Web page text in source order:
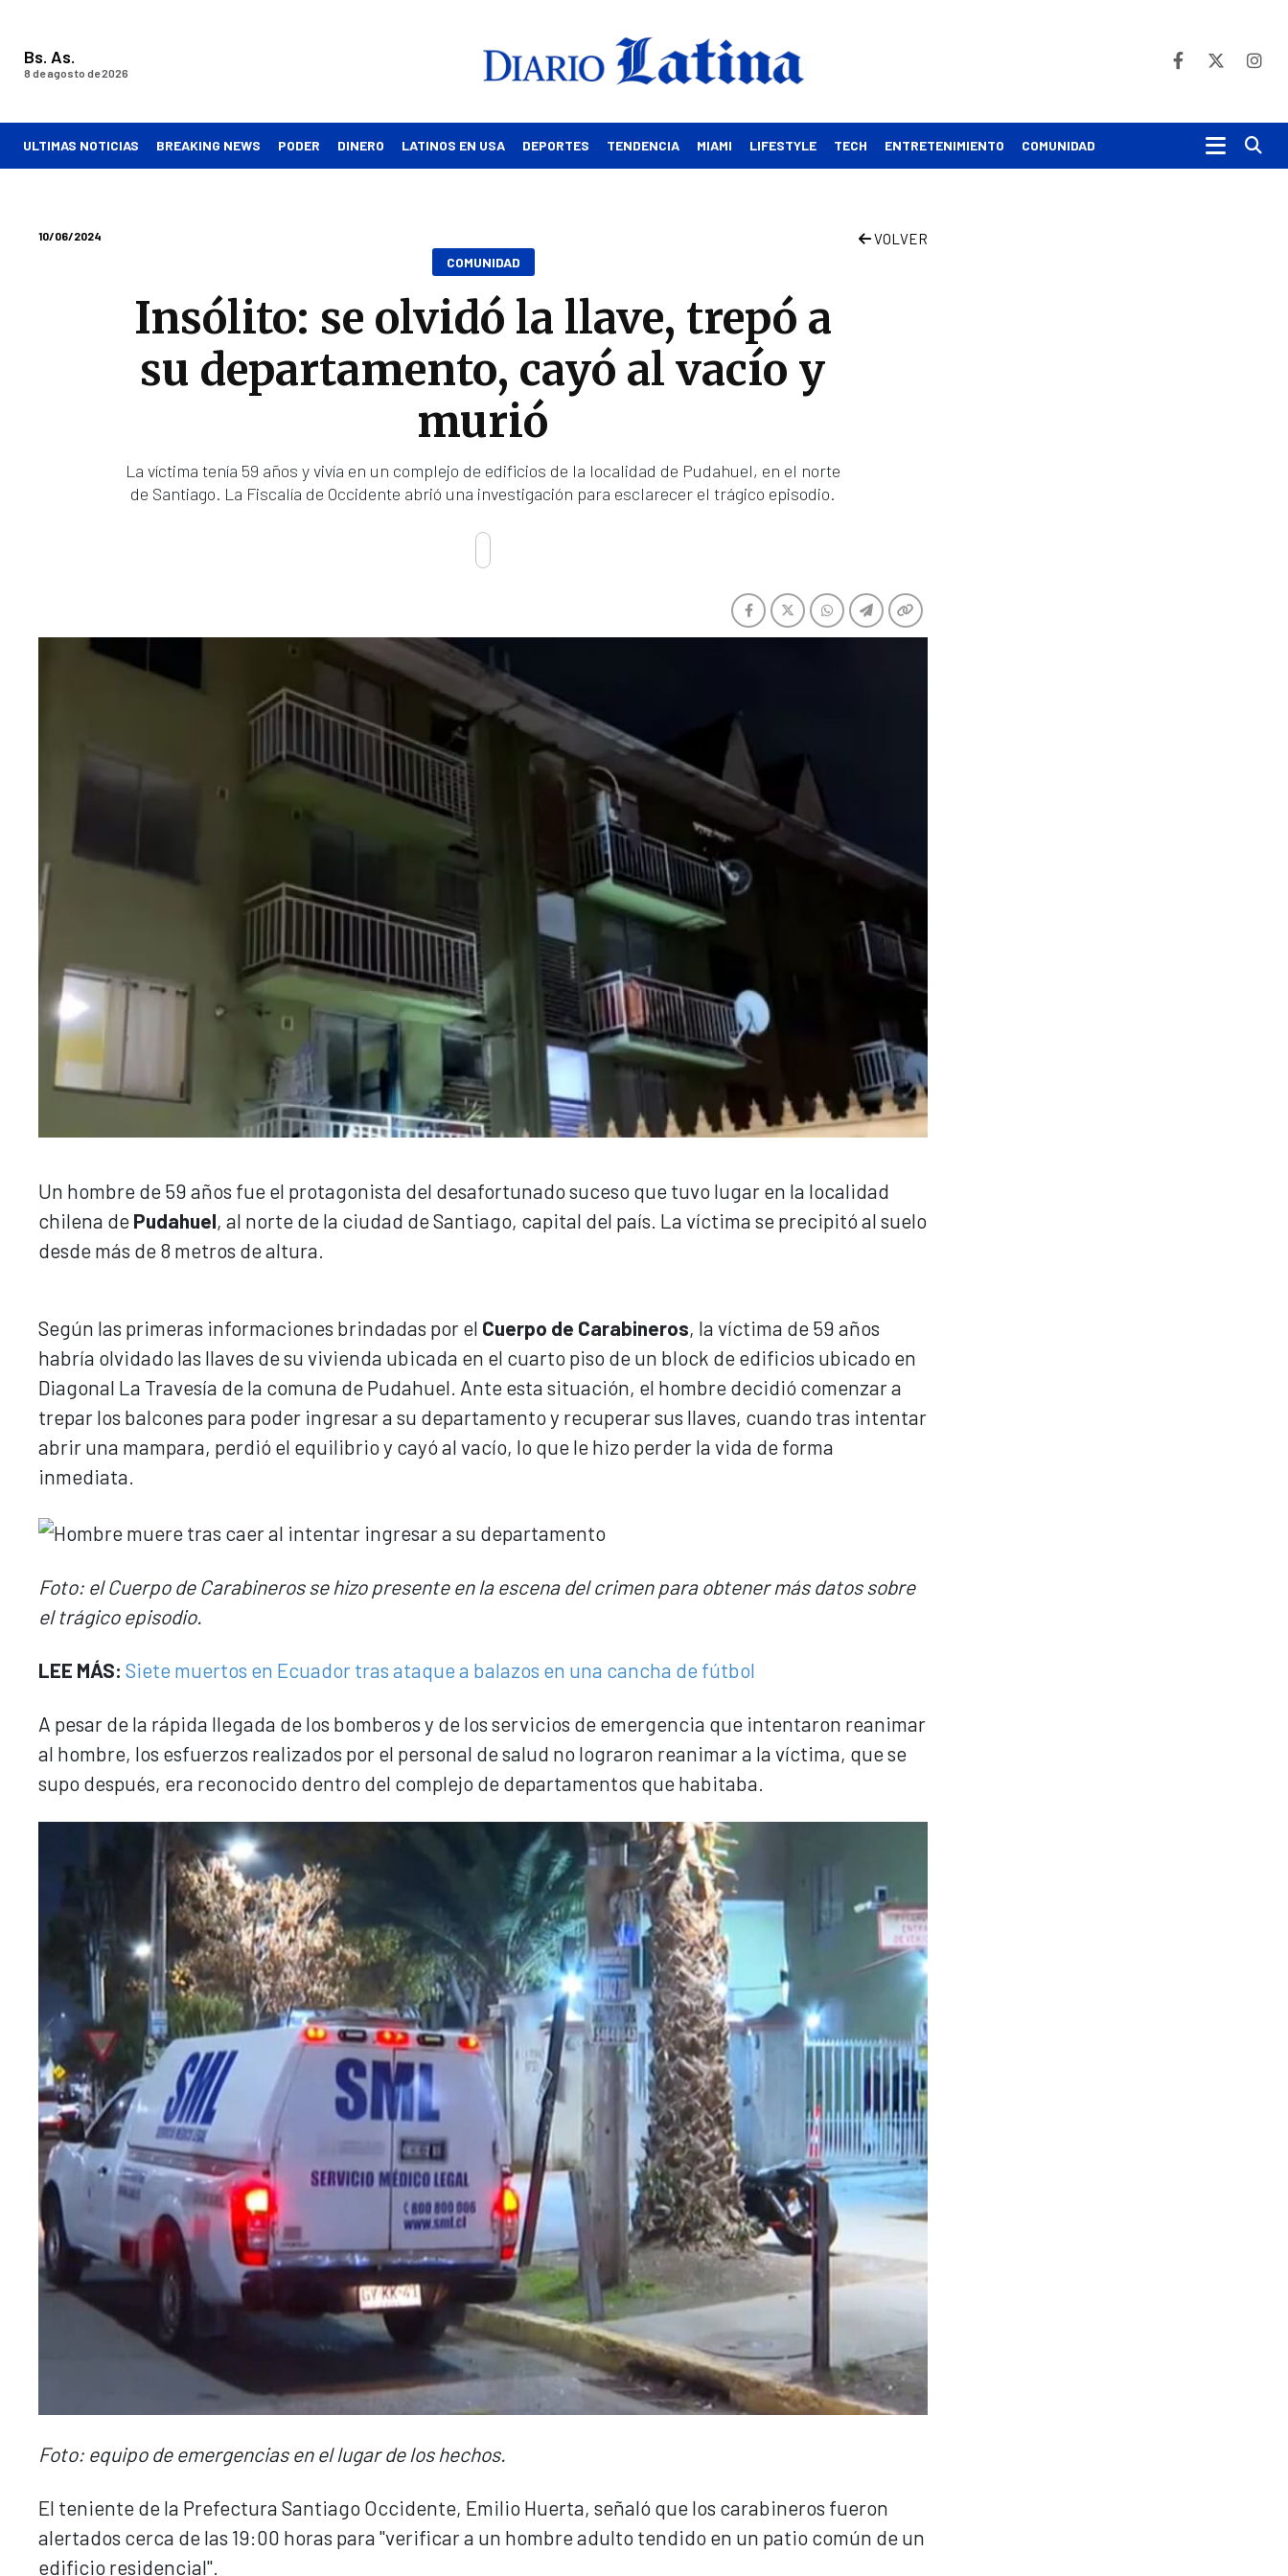
Bs. As.
8 de agosto de 2026
ULTIMAS NOTICIAS BREAKING NEWS PODER DINERO LATINOS EN USA DEPORTES TENDENCIA MIAMI LIFESTYLE TECH ENTRETENIMIENTO COMUNIDAD
10/06/2024 VOLVER
COMUNIDAD
Insólito: se olvidó la llave, trepó a
su departamento, cayó al vacío y
murió
La víctima tenía 59 años y vivía en un complejo de edificios de la localidad de Pudahuel, en el norte
de Santiago. La Fiscalía de Occidente abrió una investigación para esclarecer el trágico episodio.
Un hombre de 59 años fue el protagonista del desafortunado suceso que tuvo lugar en la localidad
chilena de Pudahuel, al norte de la ciudad de Santiago, capital del país. La víctima se precipitó al suelo
desde más de 8 metros de altura.
Según las primeras informaciones brindadas por el Cuerpo de Carabineros, la víctima de 59 años
habría olvidado las llaves de su vivienda ubicada en el cuarto piso de un block de edificios ubicado en
Diagonal La Travesía de la comuna de Pudahuel. Ante esta situación, el hombre decidió comenzar a
trepar los balcones para poder ingresar a su departamento y recuperar sus llaves, cuando tras intentar
abrir una mampara, perdió el equilibrio y cayó al vacío, lo que le hizo perder la vida de forma
inmediata.
Foto: el Cuerpo de Carabineros se hizo presente en la escena del crimen para obtener más datos sobre
el trágico episodio.
LEE MÁS: Siete muertos en Ecuador tras ataque a balazos en una cancha de fútbol
A pesar de la rápida llegada de los bomberos y de los servicios de emergencia que intentaron reanimar
al hombre, los esfuerzos realizados por el personal de salud no lograron reanimar a la víctima, que se
supo después, era reconocido dentro del complejo de departamentos que habitaba.
Foto: equipo de emergencias en el lugar de los hechos.
El teniente de la Prefectura Santiago Occidente, Emilio Huerta, señaló que los carabineros fueron
alertados cerca de las 19:00 horas para "verificar a un hombre adulto tendido en un patio común de un
edificio residencial".